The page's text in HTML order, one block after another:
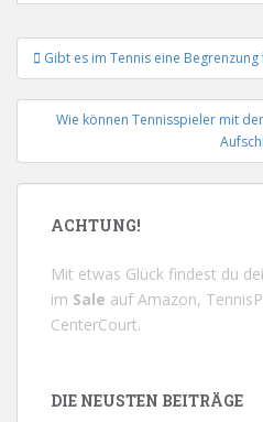
Beitrags-
Navigation
Gibt es im Tennis eine
Wie können Tennisspieler mit
ACHTUNG!
Mit etwas Glück findest du
im Sale aufAmazon,
CenterCourt.
DIE NEUSTEN BEITRÄGE